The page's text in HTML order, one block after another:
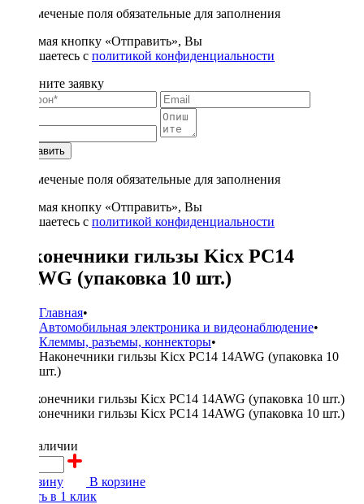
* - отмеченые поля обязательные для заполнения
Нажимая кнопку «Отправить», Вы
соглашаетесь с политикой конфиденциальности
Заполните заявку
Отправить
* - отмеченые поля обязательные для заполнения
Нажимая кнопку «Отправить», Вы
соглашаетесь с политикой конфиденциальности
Наконечники гильзы Kicx PC14
14AWG (упаковка 10 шт.)
Главная•
Автомобильная электроника и видеонаблюдение•
Клеммы, разъемы, коннекторы•
Наконечники гильзы Kicx PC14 14AWG (упаковка 10
шт.)
в наличии
В корзину
В корзине
Купить в 1 клик